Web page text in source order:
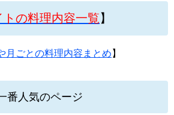
トの料理内容一覧】
月ごとの料理内容まとめ 】
番人気のページ